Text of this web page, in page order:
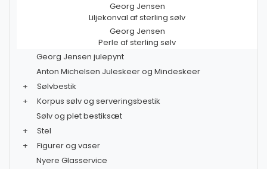
Georg Jensen
Liljekonval af sterling sølv
Georg Jensen
Perle af sterling sølv
Georg Jensen julepynt
Anton Michelsen Juleskeer og Mindeskeer
+
Sølvbestik
+
Korpus sølv og serveringsbestik
Sølv og plet bestiksæt
+
Stel
+
Figurer og vaser
Nyere Glasservice